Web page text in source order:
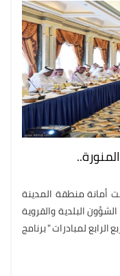
أمانة منطقة المدينة
البلدية والقروية
الرابع لمبادرات " برنامج